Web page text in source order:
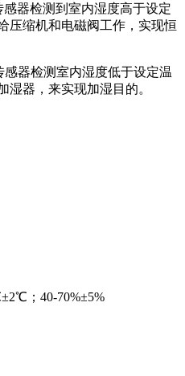
器检测到室内湿度高于设定
压缩机和电磁阀工作，实现恒
器检测室内湿度低于设定温
湿器，来实现加湿目的。
；40-70%±5%